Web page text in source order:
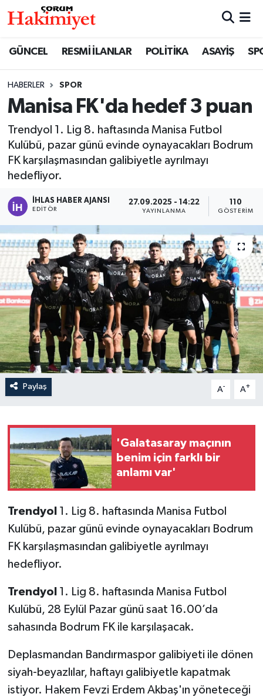
GÜNCEL RESMİ İLANLAR POLİTİKA ASAYİŞ
HABERLER SPOR
Manisa FK'da hedef 3 puan
Trendyol 1. Lig 8. haftasında Manisa Futbol
Kulübü, pazar günü evinde oynayacakları Bodrum
FK karşılaşmasından galibiyetle ayrılmayı
hedefliyor.
İHLAS HABER AJANSI
EDITÖR
27.09.2025 - 14:22
YAYINLANMA
110
GÖSTERIM
Paylaş A- A+
'Galatasaray maçının
benim için farklı bir
anlamı var'
Trendyol 1. Lig 8. haftasında Manisa Futbol
Kulübü, pazar günü evinde oynayacakları Bodrum
FK karşılaşmasından galibiyetle ayrılmayı
hedefliyor.
Trendyol 1. Lig 8. haftasında Manisa Futbol
Kulübü, 28 Eylül Pazar günü saat 16.00’da
sahasında Bodrum FK ile karşılaşacak.
Deplasmandan Bandırmaspor galibiyeti ile dönen
siyah-beyazlılar, haftayı galibiyetle kapatmak
istiyor. Hakem Fevzi Erdem Akbaş'ın yöneteceği
SAĞLIK
ASAYİŞ
EKONOMİ
GÜNCEL
AKTÜEL
EĞİTİM
İLÇELER
OTOPARK
TEKNOLOJİ
Nöbetçi Eczaneler
Çorum Namaz Vakitleri
Trafik Durumu
Süper Lig Puan Durumu ve Fikstür
Tüm Manşetler
Son Dakika Haberleri
Haber Arşivi